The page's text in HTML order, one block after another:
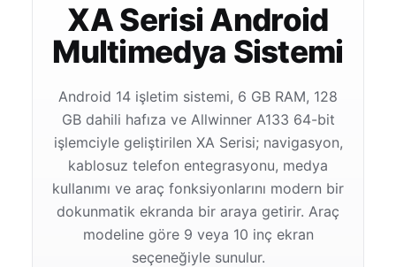
XA Serisi Android
Multimedya Sistemi
Android 14 işletim sistemi, 6 GB RAM, 128
GB dahili hafıza ve Allwinner A133 64-bit
işlemciyle geliştirilen XA Serisi; navigasyon,
kablosuz telefon entegrasyonu, medya
kullanımı ve araç fonksiyonlarını modern bir
dokunmatik ekranda bir araya getirir. Araç
modeline göre 9 veya 10 inç ekran
seçeneğiyle sunulur.